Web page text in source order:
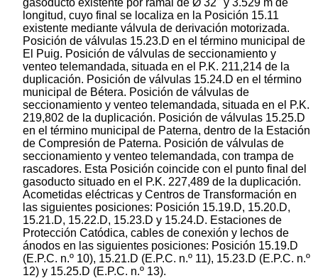
longitud, cuyo final se localiza en la Posición 15.11
existente mediante válvula de derivación motorizada.
Posición de válvulas 15.23.D en el término municipal de
El Puig. Posición de válvulas de seccionamiento y
venteo telemandada, situada en el P.K. 211,214 de la
duplicación. Posición de válvulas 15.24.D en el término
municipal de Bétera. Posición de válvulas de
seccionamiento y venteo telemandada, situada en el P.K.
219,802 de la duplicación. Posición de válvulas 15.25.D
en el término municipal de Paterna, dentro de la Estación
de Compresión de Paterna. Posición de válvulas de
seccionamiento y venteo telemandada, con trampa de
rascadores. Esta Posición coincide con el punto final del
gasoducto situado en el P.K. 227,489 de la duplicación.
Acometidas eléctricas y Centros de Transformación en
las siguientes posiciones: Posición 15.19.D, 15.20.D,
15.21.D, 15.22.D, 15.23.D y 15.24.D. Estaciones de
Protección Catódica, cables de conexión y lechos de
ánodos en las siguientes posiciones: Posición 15.19.D
(E.P.C. n.º 10), 15.21.D (E.P.C. n.º 11), 15.23.D (E.P.C. n.º
12) y 15.25.D (E.P.C. n.º 13).